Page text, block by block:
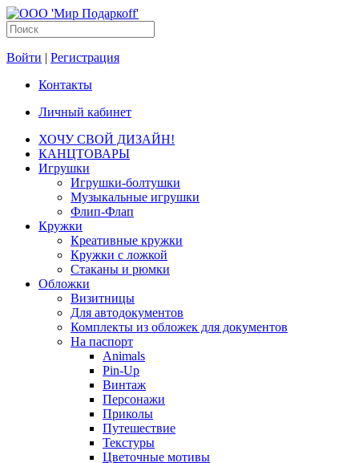
Войти | Регистрация
Контакты
Личный кабинет
ХОЧУ СВОЙ ДИЗАЙН!
КАНЦТОВАРЫ
Игрушки
Игрушки-болтушки
Музыкальные игрушки
Флип-Флап
Кружки
Креативные кружки
Кружки с ложкой
Стаканы и рюмки
Обложки
Визитницы
Для автодокументов
Комплекты из обложек для документов
На паспорт
Animals
Pin-Up
Винтаж
Персонажи
Приколы
Путешествие
Текстуры
Цветочные мотивы